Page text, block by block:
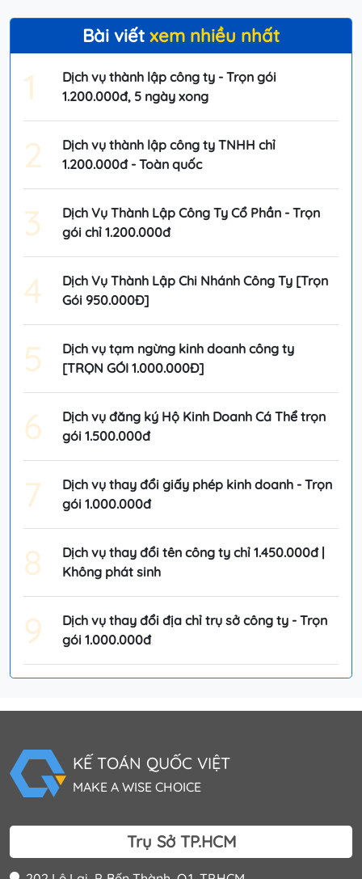
Bài viết xem nhiều nhất
1
Dịch vụ thành lập công ty - Trọn gói
1.200.000đ, 5 ngày xong
2
Dịch vụ thành lập công ty TNHH chỉ
1.200.000đ - Toàn quốc
3
Dịch Vụ Thành Lập Công Ty Cổ Phần - Trọn
gói chỉ 1.200.000đ
4
Dịch Vụ Thành Lập Chi Nhánh Công Ty [Trọn
Gói 950.000Đ]
5
Dịch vụ tạm ngừng kinh doanh công ty
[TRỌN GÓI 1.000.000Đ]
6
Dịch vụ đăng ký Hộ Kinh Doanh Cá Thể trọn
gói 1.500.000đ
7
Dịch vụ thay đổi giấy phép kinh doanh - Trọn
gói 1.000.000đ
8
Dịch vụ thay đổi tên công ty chỉ 1.450.000đ |
Không phát sinh
9
Dịch vụ thay đổi địa chỉ trụ sở công ty - Trọn
gói 1.000.000đ
KẾ TOÁN QUỐC VIỆT
MAKE A WISE CHOICE
Trụ Sở TP.HCM